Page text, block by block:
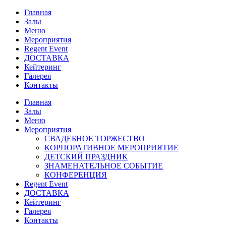
Главная
Залы
Меню
Мероприятия
Regent Event
ДОСТАВКА
Кейтеринг
Галерея
Контакты
Главная
Залы
Меню
Мероприятия
СВАДЕБНОЕ ТОРЖЕСТВО
КОРПОРАТИВНОЕ МЕРОПРИЯТИЕ
ДЕТСКИЙ ПРАЗДНИК
ЗНАМЕНАТЕЛЬНОЕ СОБЫТИЕ
КОНФЕРЕНЦИЯ
Regent Event
ДОСТАВКА
Кейтеринг
Галерея
Контакты